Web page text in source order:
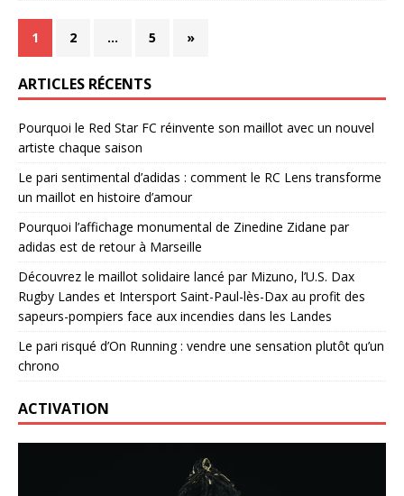
1 2 … 5 »
ARTICLES RÉCENTS
Pourquoi le Red Star FC réinvente son maillot avec un nouvel
artiste chaque saison
Le pari sentimental d’adidas : comment le RC Lens transforme
un maillot en histoire d’amour
Pourquoi l’affichage monumental de Zinedine Zidane par
adidas est de retour à Marseille
Découvrez le maillot solidaire lancé par Mizuno, l’U.S. Dax
Rugby Landes et Intersport Saint-Paul-lès-Dax au profit des
sapeurs-pompiers face aux incendies dans les Landes
Le pari risqué d’On Running : vendre une sensation plutôt qu’un
chrono
ACTIVATION